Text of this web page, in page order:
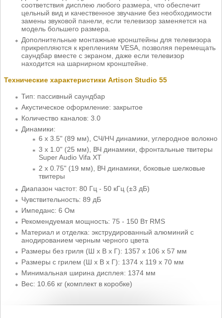
соответствия дисплею любого размера, что обеспечит
цельный вид и качественное звучание без необходимости
замены звуковой панели, если телевизор заменяется на
модель большего размера.
Дополнительные монтажные кронштейны для телевизора
прикрепляются к креплениям VESA, позволяя перемещать
саундбар вместе с экраном, даже если телевизор
находится на шарнирном кронштейне.
Технические характеристики Artison Studio 55
Тип: пассивный саундбар
Акустическое оформление: закрытое
Количество каналов: 3.0
Динамики:
6 х 3.5" (89 мм), СЧ/НЧ динамики, углеродное волокно
3 х 1.0" (25 мм), ВЧ динамики, фронтальные твитеры
Super Audio Vifa XT
2 х 0.75" (19 мм), ВЧ динамики, боковые шелковые
твитеры
Диапазон частот: 80 Гц - 50 кГц (±3 дБ)
Чувствительность: 89 дБ
Импеданс: 6 Ом
Рекомендуемая мощность: 75 - 150 Вт RMS
Материал и отделка: экструдированный алюминий с
анодированием черным черного цвета
Размеры без гриля (Ш x В x Г): 1357 x 106 x 57 мм
Размеры с грилем (Ш x В x Г): 1374 x 119 x 70 мм
Минимальная ширина дисплея: 1374 мм
Вес: 10.66 кг (комплект в коробке)